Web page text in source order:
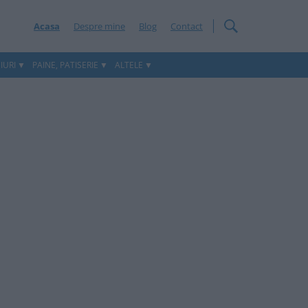
Acasa Despre mine Blog Contact
PAINE, PATISERIE ALTELE